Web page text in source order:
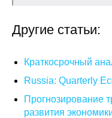
Кафедра
Кафедра
Другие статьи:
Краткосрочный
Russia: Quarterly
Прогнозирование
развития